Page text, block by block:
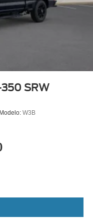
SRW
Modelo: W3B